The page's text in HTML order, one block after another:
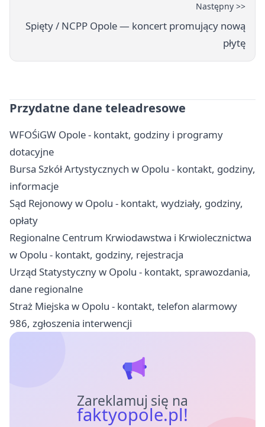
Następny >>
Spięty / NCPP Opole — koncert promujący nową
płytę
Przydatne dane teleadresowe
WFOŚiGW Opole - kontakt, godziny i programy
dotacyjne
Bursa Szkół Artystycznych w Opolu - kontakt, godziny,
informacje
Sąd Rejonowy w Opolu - kontakt, wydziały, godziny,
opłaty
Regionalne Centrum Krwiodawstwa i Krwiolecznictwa
w Opolu - kontakt, godziny, rejestracja
Urząd Statystyczny w Opolu - kontakt, sprawozdania,
dane regionalne
Straż Miejska w Opolu - kontakt, telefon alarmowy
986, zgłoszenia interwencji
Zareklamuj się na
faktyopole.pl!